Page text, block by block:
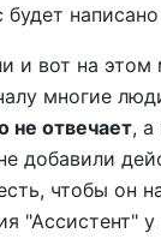
и вот на этом
многие
не отвечает, а
добавили
чтобы он
"Ассистент" у